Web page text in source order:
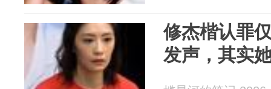
修杰楷认罪
发声，其实